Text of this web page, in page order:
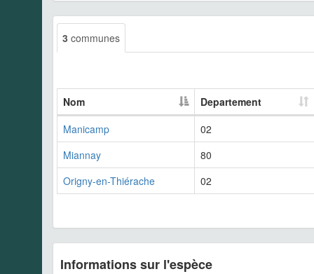
3 communes
Nom
Departement
Manicamp
02
Miannay
80
Origny-en-Thiérache
02
Informations sur l'espèce